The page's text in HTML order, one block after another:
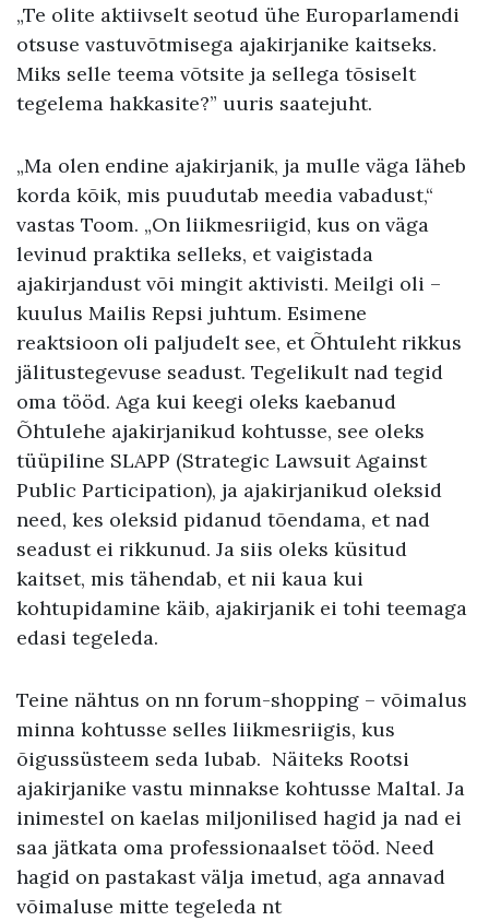
„Te olite aktiivselt seotud ühe Europarlamendi
otsuse vastuvõtmisega ajakirjanike kaitseks.
Miks selle teema võtsite ja sellega tõsiselt
tegelema hakkasite?” uuris saatejuht.
„Ma olen endine ajakirjanik, ja mulle väga läheb
korda kõik, mis puudutab meedia vabadust,“
vastas Toom. „On liikmesriigid, kus on väga
levinud praktika selleks, et vaigistada
ajakirjandust või mingit aktivisti. Meilgi oli –
kuulus Mailis Repsi juhtum. Esimene
reaktsioon oli paljudelt see, et Õhtuleht rikkus
jälitustegevuse seadust. Tegelikult nad tegid
oma tööd. Aga kui keegi oleks kaebanud
Õhtulehe ajakirjanikud kohtusse, see oleks
tüüpiline SLAPP (Strategic Lawsuit Against
Public Participation), ja ajakirjanikud oleksid
need, kes oleksid pidanud tõendama, et nad
seadust ei rikkunud. Ja siis oleks küsitud
kaitset, mis tähendab, et nii kaua kui
kohtupidamine käib, ajakirjanik ei tohi teemaga
edasi tegeleda.
Teine nähtus on nn forum-shopping – võimalus
minna kohtusse selles liikmesriigis, kus
õigussüsteem seda lubab. Näiteks Rootsi
ajakirjanike vastu minnakse kohtusse Maltal. Ja
inimestel on kaelas miljonilised hagid ja nad ei
saa jätkata oma professionaalset tööd. Need
hagid on pastakast välja imetud, aga annavad
võimaluse mitte tegeleda nt